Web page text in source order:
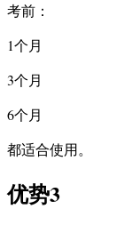
考前：
1个月
3个月
6个月
都适合使用。
优势3